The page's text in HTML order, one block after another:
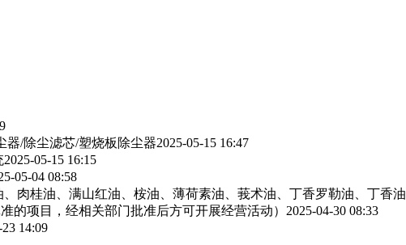
器/除尘滤芯/塑烧板除尘器2025-05-15 16:47
2025-05-15 16:15
05-04 08:58
肉桂油、满山红油、桉油、薄荷素油、莪术油、丁香罗勒油、丁香
的项目，经相关部门批准后方可开展经营活动） 2025-04-30 08:33
14:09